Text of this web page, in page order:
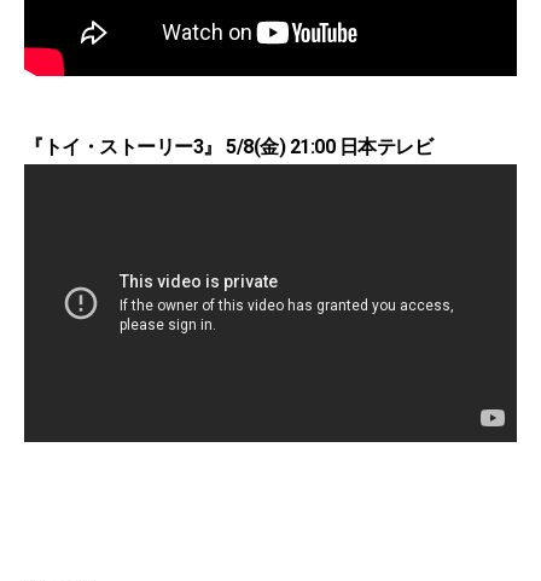
『トイ・ストーリー3』 5/8(金) 21:00 日本テレビ